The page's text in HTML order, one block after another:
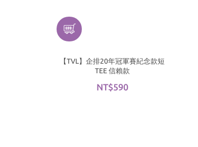
【TVL】企排20年冠軍賽紀念款短
TEE 信賴款
NT$590